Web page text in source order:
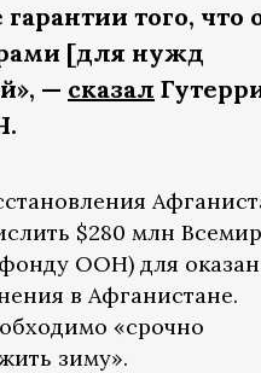
того, что
[для нужд
— сказал
$280 млн
ООН) для
в Афганистане.
«срочно
зиму».